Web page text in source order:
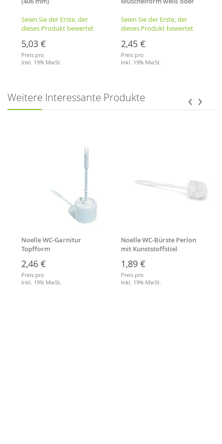
Seien Sie der Erste, der
dieses Produkt bewertet
5,03 €
Preis pro
Inkl. 19% MwSt.
Seien Sie der Erste, der
dieses Produkt bewertet
2,45 €
Preis pro
Inkl. 19% MwSt.
Weitere Interessante Produkte
Noelle WC-Garnitur
Topfform
2,46 €
Preis pro
Inkl. 19% MwSt.
Noelle WC-Bürste Perlon
mit Kunststoffstiel
1,89 €
Preis pro
Inkl. 19% MwSt.
‹ ›